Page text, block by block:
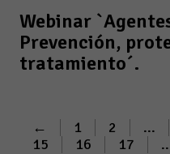
Webinar
Prevención,
tratamiento´.
← 1 2 ...
15
16 17